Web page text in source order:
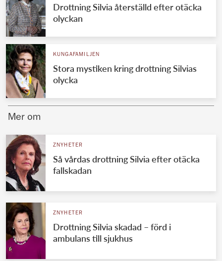
Jordanska kungahuset
Luxemburgska storhertighuset
Japanska kejsarhuset
Thailändska kungahuset
Marockanska kungahuset
Drottning Silvia återställd efter otäcka
olyckan
KUNGAFAMILJEN
Stora mystiken kring drottning Silvias
olycka
Mer om
ZNYHETER
Så vårdas drottning Silvia efter otäcka
fallskadan
ZNYHETER
Drottning Silvia skadad – förd i
ambulans till sjukhus